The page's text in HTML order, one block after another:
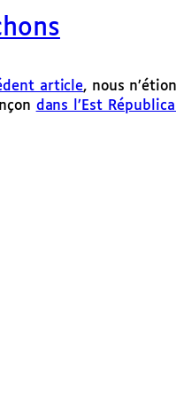
article, nous
dans l’Est